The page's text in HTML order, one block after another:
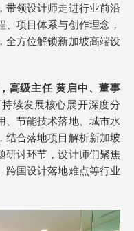
带领设计师走进行业前沿
项目体系与创作理念，
全方位解锁新加坡高端设
高级主任 黄启中、董事
续发展核心展开深度分
、节能技术落地、城市水
结合落地项目解析新加坡
研讨环节，设计师们聚焦
跨国设计落地难点等行业